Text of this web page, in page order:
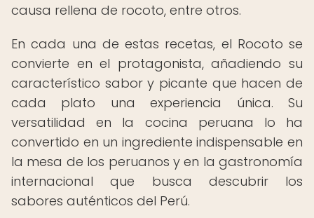
causa rellena de rocoto, entre otros.
En cada una de estas recetas, el Rocoto se
convierte en el protagonista, añadiendo su
característico sabor y picante que hacen de
cada plato una experiencia única. Su
versatilidad en la cocina peruana lo ha
convertido en un ingrediente indispensable en
la mesa de los peruanos y en la gastronomía
internacional que busca descubrir los
sabores auténticos del Perú.